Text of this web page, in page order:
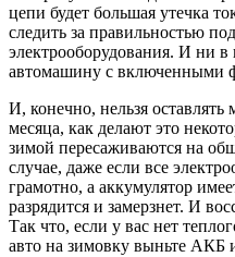
цепи будет большая утечка
следить за правильностью
электрооборудования. И ни в
автомашину с включенными
И, конечно, нельзя
месяца, как делают это
зимой пересаживаются на
случае, даже если все
грамотно, а аккумулятор
разрядится и замерзнет. И
Так что, если у вас нет
авто на зимовку выньте АКБ